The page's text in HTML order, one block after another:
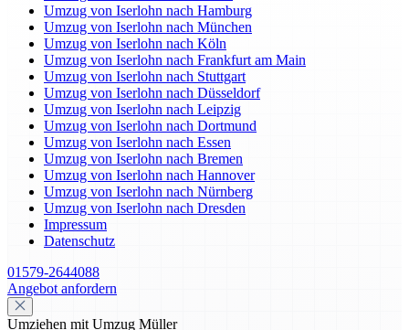
Umzug von Iserlohn nach Hamburg
Umzug von Iserlohn nach München
Umzug von Iserlohn nach Köln
Umzug von Iserlohn nach Frankfurt am Main
Umzug von Iserlohn nach Stuttgart
Umzug von Iserlohn nach Düsseldorf
Umzug von Iserlohn nach Leipzig
Umzug von Iserlohn nach Dortmund
Umzug von Iserlohn nach Essen
Umzug von Iserlohn nach Bremen
Umzug von Iserlohn nach Hannover
Umzug von Iserlohn nach Nürnberg
Umzug von Iserlohn nach Dresden
Impressum
Datenschutz
01579-2644088
Angebot anfordern
Umziehen mit Umzug Müller